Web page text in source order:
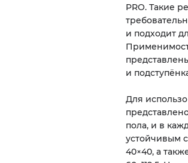
PRO. Такие
и подходит
и
Для
пола, и в
устойчивым
40×40, а